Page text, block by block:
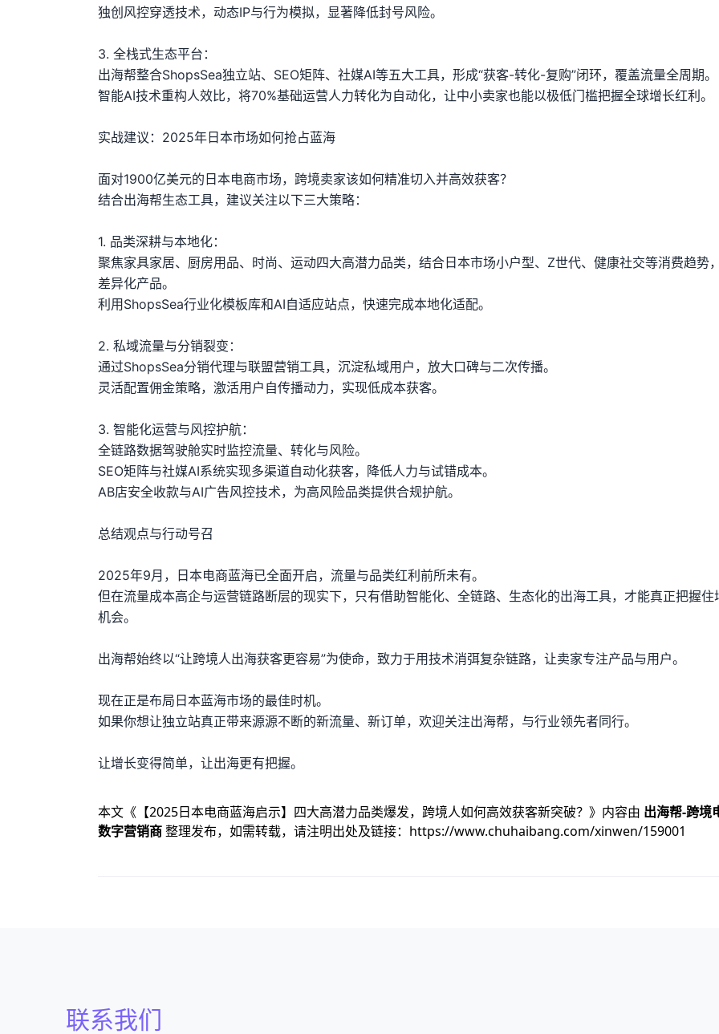
独创风控穿透技术，动态IP与行为模拟，显著降低封号风险。
3. 全栈式生态平台：
出海帮整合ShopsSea独立站、SEO矩阵、社媒AI等五大工具，形成“获客-转化-复购”闭环，覆盖流量全周期。
智能AI技术重构人效比，将70%基础运营人力转化为自动化，让中小卖家也能以极低门槛把握全球增长红利。
实战建议：2025年日本市场如何抢占蓝海
面对1900亿美元的日本电商市场，跨境卖家该如何精准切入并高效获客？
结合出海帮生态工具，建议关注以下三大策略：
1. 品类深耕与本地化：
聚焦家具家居、厨房用品、时尚、运动四大高潜力品类，结合日本市场小户型、Z世代、健康社交等消费趋势
差异化产品。
利用ShopsSea行业化模板库和AI自适应站点，快速完成本地化适配。
2. 私域流量与分销裂变：
通过ShopsSea分销代理与联盟营销工具，沉淀私域用户，放大口碑与二次传播。
灵活配置佣金策略，激活用户自传播动力，实现低成本获客。
3. 智能化运营与风控护航：
全链路数据驾驶舱实时监控流量、转化与风险。
SEO矩阵与社媒AI系统实现多渠道自动化获客，降低人力与试错成本。
AB店安全收款与AI广告风控技术，为高风险品类提供合规护航。
总结观点与行动号召
2025年9月，日本电商蓝海已全面开启，流量与品类红利前所未有。
但在流量成本高企与运营链路断层的现实下，只有借助智能化、全链路、生态化的出海工具，才能真正把握住
机会。
出海帮始终以“让跨境人出海获客更容易”为使命，致力于用技术消弭复杂链路，让卖家专注产品与用户。
现在正是布局日本蓝海市场的最佳时机。
如果你想让独立站真正带来源源不断的新流量、新订单，欢迎关注出海帮，与行业领先者同行。
让增长变得简单，让出海更有把握。
本文《 【2025日本电商蓝海启示】四大高潜力品类爆发，跨境人如何高效获客新突破？ 》内容由 出海帮-跨境
数字营销商整理发布，如需转载，请注明出处及链接： https://www.chuhaibang.com/xinwen/159001
联系我们